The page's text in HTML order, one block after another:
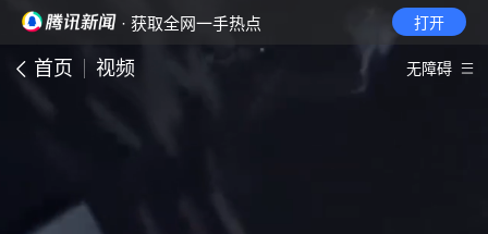
· 获取全网一手热点 打开
首页 视频 无障碍